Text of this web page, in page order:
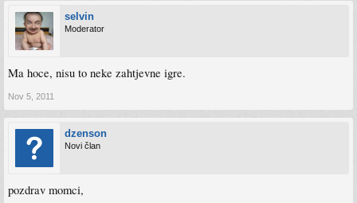
selvin
Moderator
Ma hoce, nisu to neke zahtjevne igre.
Nov 5, 2011
dzenson
Novi član
pozdrav momci,